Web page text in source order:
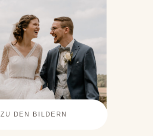
ZU DEN BILDERN